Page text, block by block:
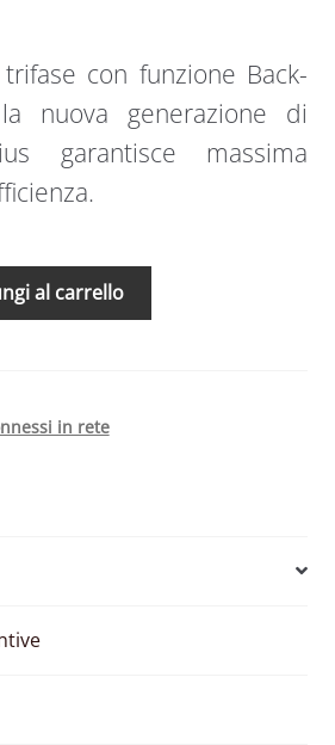
con funzione Back-
nuova generazione di
garantisce massima
al carrello
in rete